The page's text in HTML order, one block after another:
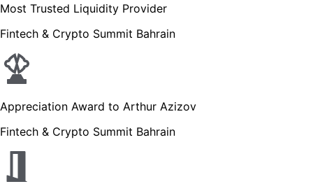
Most Trusted Liquidity Provider
Fintech & Crypto Summit Bahrain
Appreciation Award to Arthur Azizov
Fintech & Crypto Summit Bahrain